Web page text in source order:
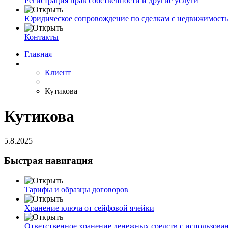
Юридическое сопровождение по сделкам с
Контакты
Главная
Клиент
Кутикова
Кутикова
5.8.2025
Быстрая навигация
Тарифы и образцы договоров
Хранение ключа от сейфовой ячейки
Ответственное хранение денежных средств с